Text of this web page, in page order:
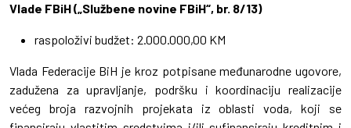
Vlade FBiH („Službene novine FBiH“, br. 8/13)
raspoloživi budžet: 2.000.000,00 KM
Vlada Federacije BiH je kroz potpisane međunarodne ugovore,
zadužena za upravljanje, podršku i koordinaciju realizacije
većeg broja razvojnih projekata iz oblasti voda, koji se